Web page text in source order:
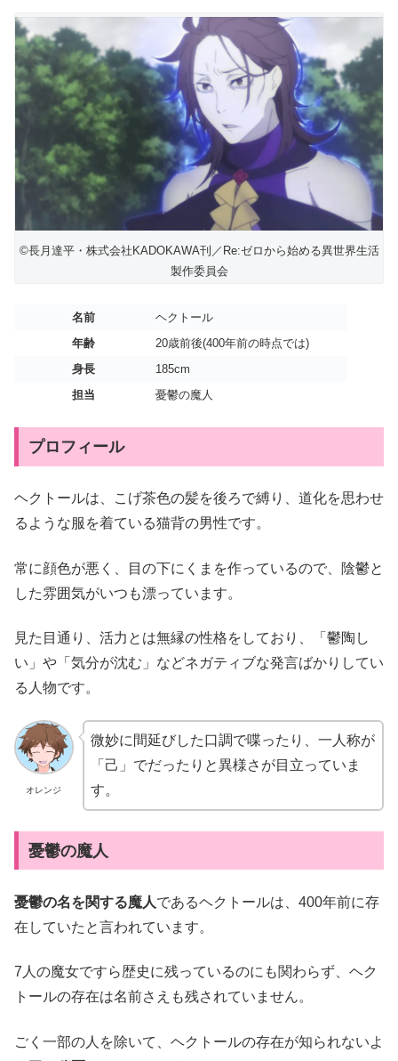
©長月達平・株式会社KADOKAWA刊／Re:ゼロから始める異世界生活
製作委員会
名前
ヘクトール
年齢
20歳前後(400年前の時点では)
身長
185cm
担当
憂鬱の魔人
プロフィール
ヘクトールは、こげ茶色の髪を後ろで縛り、道化を思わせ
るような服を着ている猫背の男性です。
常に顔色が悪く、目の下にくまを作っているので、陰鬱と
した雰囲気がいつも漂っています。
見た目通り、活力とは無縁の性格をしており、「鬱陶し
い」や「気分が沈む」などネガティブな発言ばかりしてい
る人物です。
オレンジ
微妙に間延びした口調で喋ったり、一人称が
「己」でだったりと異様さが目立っていま
す。
憂鬱の魔人
憂鬱の名を関する魔人であるヘクトールは、400年前に存
在していたと言われています。
7人の魔女ですら歴史に残っているのにも関わらず、ヘク
トールの存在は名前さえも残されていません。
ごく一部の人を除いて、ヘクトールの存在が知られないよ